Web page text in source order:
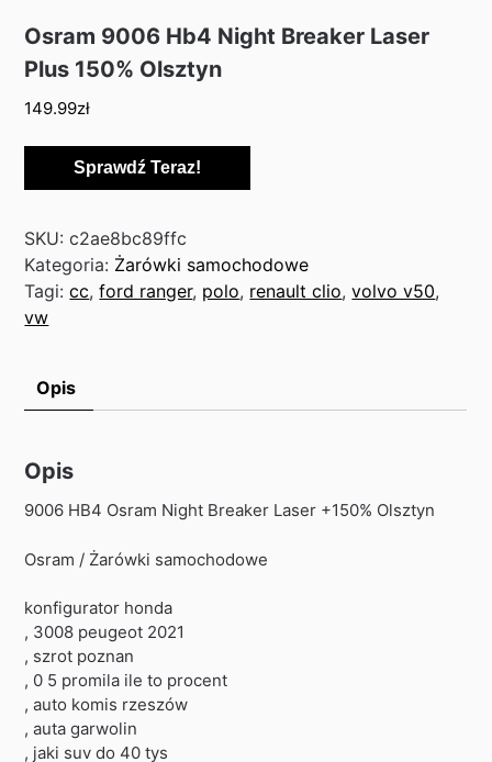
Osram 9006 Hb4 Night Breaker Laser
Plus 150% Olsztyn
149.99zł
Sprawdź Teraz!
SKU:c2ae8bc89ffc
Kategoria: Żarówki samochodowe
Tagi:cc,ford ranger, polo, renault clio,volvo v50,
vw
Opis
Opis
9006 HB4 Osram Night Breaker Laser +150% Olsztyn
Osram / Żarówki samochodowe
konfigurator honda
, 3008 peugeot 2021
, szrot poznan
, 0 5 promila ile to procent
, auto komis rzeszów
, auta garwolin
, jaki suv do 40 tys